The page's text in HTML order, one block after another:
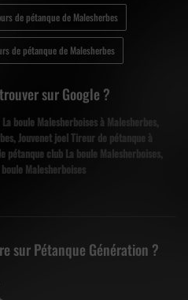
de pétanque de Malesherbes
de pétanque de Malesherbes
sur Google ?
boule Malesherboises à Malesherbes,
Jouvenet joel Tireur de pétanque à
pétanque club La boule Malesherboises,
Malesherboises
sur Pétanque Génération ?